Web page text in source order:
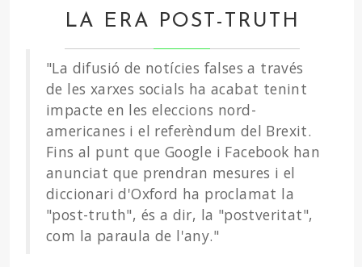
LA ERA POST-TRUTH
"La difusió de notícies falses a través
de les xarxes socials ha acabat tenint
impacte en les eleccions nord-
americanes i el referèndum del Brexit.
Fins al punt que Google i Facebook han
anunciat que prendran mesures i el
diccionari d'Oxford ha proclamat la
"post-truth", és a dir, la "postveritat",
com la paraula de l'any."